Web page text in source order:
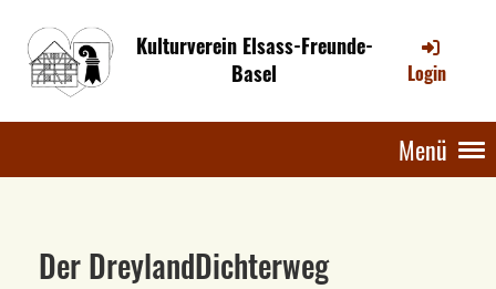
Kulturverein Elsass-Freunde-
Basel
Login
Menü
Der DreylandDichterweg